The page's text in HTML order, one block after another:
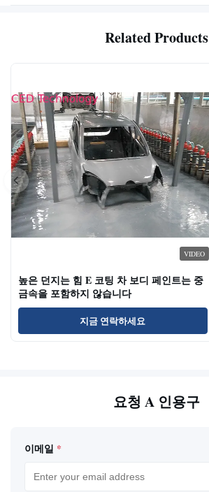
Related Products
VIDEO
높은 던지는 힘 E 코팅 차 보디 페인트는 중
금속을 포함하지 않습니다
지금 연락하세요
요청 A 인용구
이메일 *